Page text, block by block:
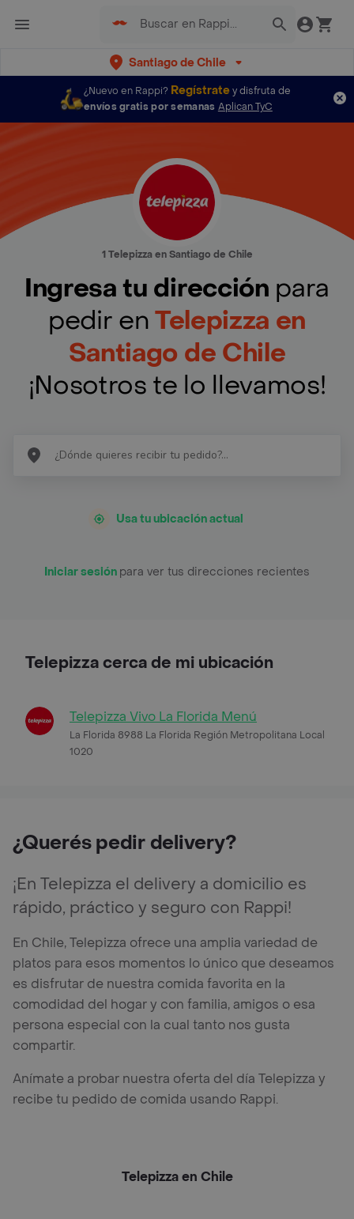
Santiago de Chile
¿Nuevo en Rappi? Regístratey disfruta de
envíos gratis por semanas Aplican TyC
1 Telepizza en Santiago de Chile
Ingresa tu dirección para
pedir enTelepizza en
Santiago de Chile
¡Nosotros te lo llevamos!
Usa tu ubicación actual
Iniciar sesión para ver tus direcciones recientes
Telepizza cerca de mi ubicación
Telepizza Vivo La Florida Menú
La Florida 8988 La Florida Región Metropolitana Local
1020
¿Querés pedir delivery?
¡En Telepizza el delivery a domicilio es
rápido, práctico y seguro con Rappi!
En Chile, Telepizza ofrece una amplia variedad de
platos para esos momentos lo único que deseamos
es disfrutar de nuestra comida favorita en la
comodidad del hogar y con familia, amigos o esa
persona especial con la cual tanto nos gusta
compartir.
Anímate a probar nuestra oferta del día Telepizza y
recibe tu pedido de comida usando Rappi.
Telepizza en Chile